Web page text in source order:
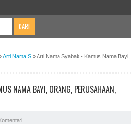
Arti Nama S »Arti Nama Syabab - Kamus Nama Bayi,
NAMA BAYI, ORANG, PERUSAHAAN,